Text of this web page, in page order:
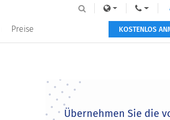
Preise KOSTENLOS
Primary
Sidebar
Übernehmen Sie die